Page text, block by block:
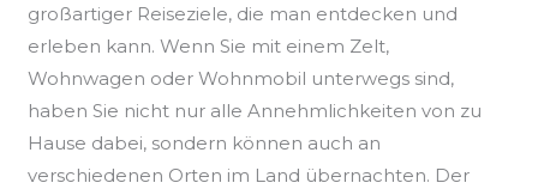
großartiger Reiseziele, die man entdecken und
erleben kann. Wenn Sie mit einem Zelt,
Wohnwagen oder Wohnmobil unterwegs sind,
haben Sie nicht nur alle Annehmlichkeiten von zu
Hause dabei, sondern können auch an
verschiedenen Orten im Land übernachten. Der